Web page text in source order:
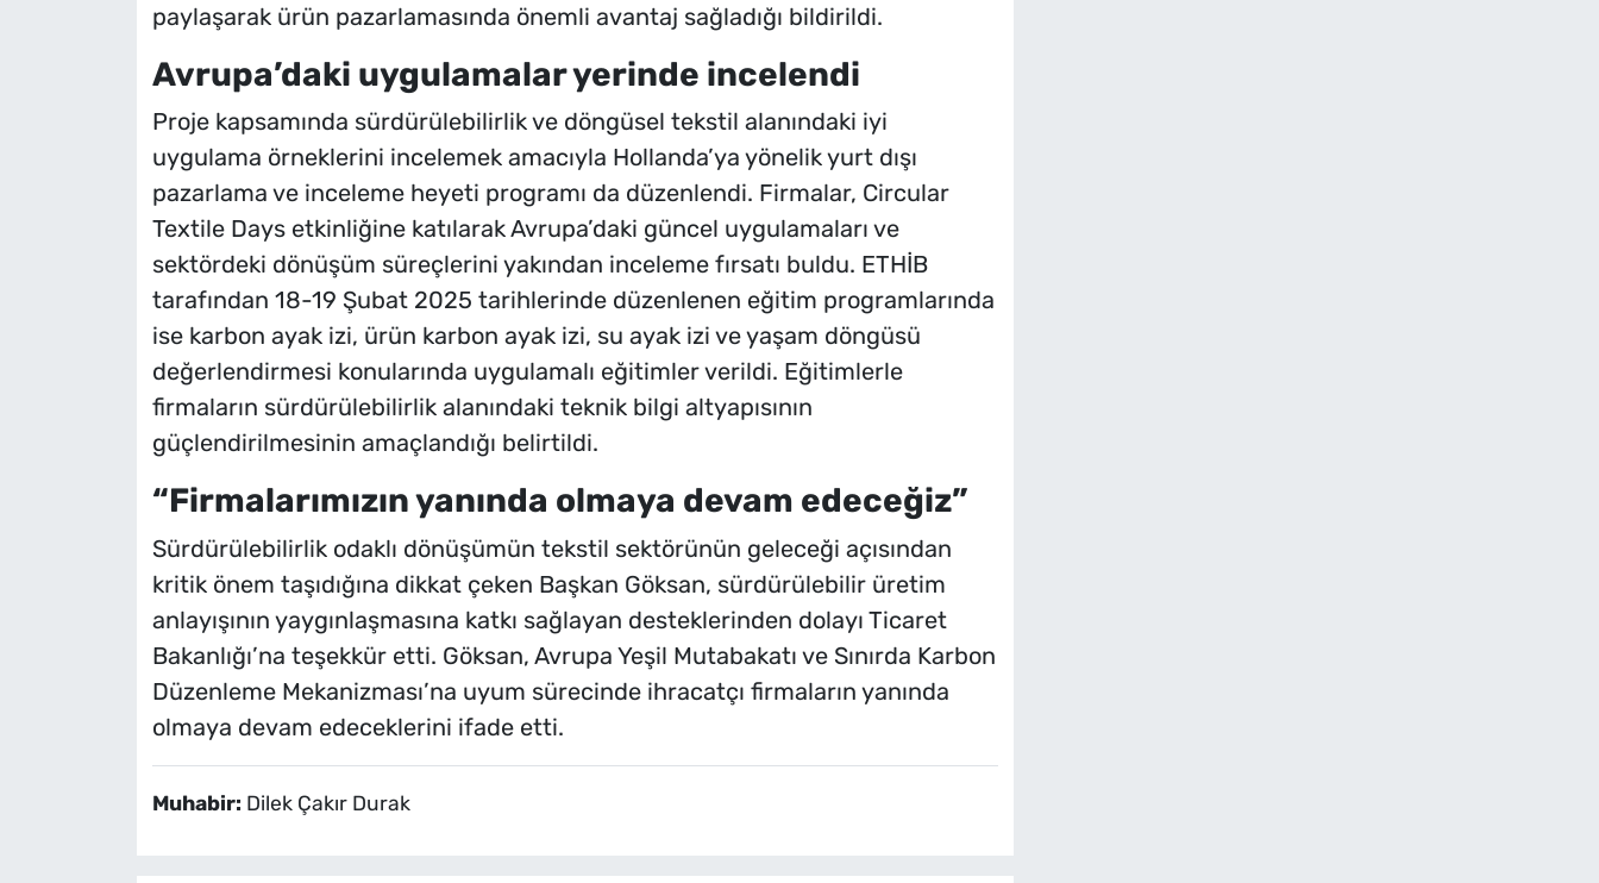
paylaşarak ürün pazarlamasında önemli avantaj sağladığı bildirildi.
Avrupa’daki uygulamalar yerinde incelendi
Proje kapsamında sürdürülebilirlik ve döngüsel tekstil alanındaki iyi
uygulama örneklerini incelemek amacıyla Hollanda’ya yönelik yurt dışı
pazarlama ve inceleme heyeti programı da düzenlendi. Firmalar, Circular
Textile Days etkinliğine katılarak Avrupa’daki güncel uygulamaları ve
sektördeki dönüşüm süreçlerini yakından inceleme fırsatı buldu. ETHİB
tarafından 18-19 Şubat 2025 tarihlerinde düzenlenen eğitim programlarında
ise karbon ayak izi, ürün karbon ayak izi, su ayak izi ve yaşam döngüsü
değerlendirmesi konularında uygulamalı eğitimler verildi. Eğitimlerle
firmaların sürdürülebilirlik alanındaki teknik bilgi altyapısının
güçlendirilmesinin amaçlandığı belirtildi.
“Firmalarımızın yanında olmaya devam edeceğiz”
Sürdürülebilirlik odaklı dönüşümün tekstil sektörünün geleceği açısından
kritik önem taşıdığına dikkat çeken Başkan Göksan, sürdürülebilir üretim
anlayışının yaygınlaşmasına katkı sağlayan desteklerinden dolayı Ticaret
Bakanlığı’na teşekkür etti. Göksan, Avrupa Yeşil Mutabakatı ve Sınırda Karbon
Düzenleme Mekanizması’na uyum sürecinde ihracatçı firmaların yanında
olmaya devam edeceklerini ifade etti.
Muhabir: Dilek Çakır Durak